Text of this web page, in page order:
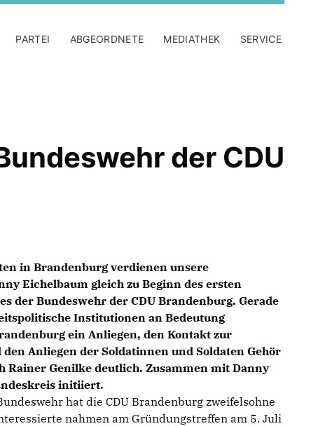
PARTEI ABGEORDNETE MEDIATHEK SERVICE
der CDU
in Brandenburg verdienen unsere
Eichelbaum gleich zu Beginn des ersten
der Bundeswehr der CDU Brandenburg. Gerade
Institutionen an Bedeutung
ein Anliegen, den Kontakt zur
Anliegen der Soldatinnen und Soldaten Gehör
Rainer Genilke deutlich. Zusammen mit Danny
initiiert.
hat die CDU Brandenburg zweifelsohne
nahmen am Gründungstreffen am 5. Juli